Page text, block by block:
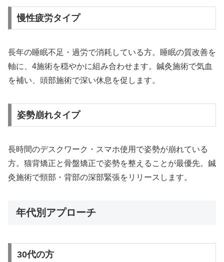
慢性疲労タイプ
長年の睡眠不足・過労で消耗している方。睡眠の質改善を
軸に、4施術を穏やかに組み合わせます。鍼灸施術で気血
を補い、頭部施術で深い休息を促します。
姿勢崩れタイプ
長時間のデスクワーク・スマホ使用で姿勢が崩れている
方。猫背矯正と骨盤矯正で姿勢を整えることが最優先。鍼
灸施術で頸部・背部の深部緊張をリリースします。
年代別アプローチ
30代の方